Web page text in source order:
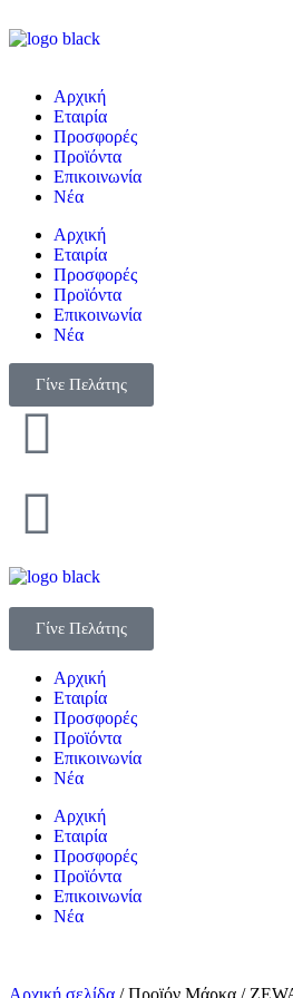
Αρχική
Εταιρία
Προσφορές
Προϊόντα
Επικοινωνία
Νέα
Αρχική
Εταιρία
Προσφορές
Προϊόντα
Επικοινωνία
Νέα
Γίνε Πελάτης
Γίνε Πελάτης
Αρχική
Εταιρία
Προσφορές
Προϊόντα
Επικοινωνία
Νέα
Αρχική
Εταιρία
Προσφορές
Προϊόντα
Επικοινωνία
Νέα
Αρχική σελίδα / Προϊόν Μάρκα /